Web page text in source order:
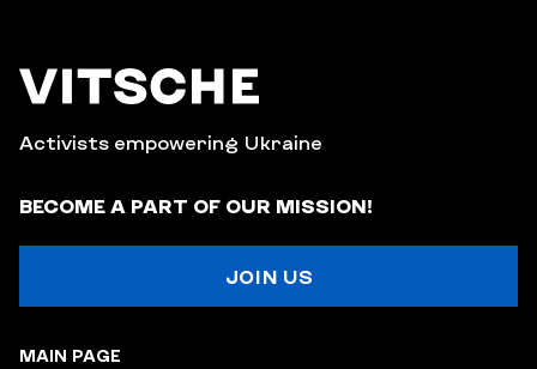
Activists empowering Ukraine
BECOME A PART OF OUR MISSION!
JOIN US
MAIN PAGE